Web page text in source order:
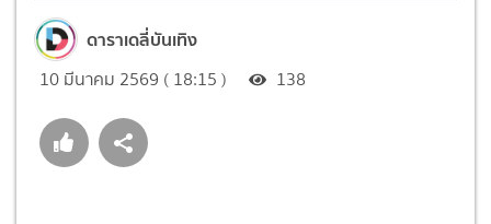
ดาราเดลี่บันเทิง
10 มีนาคม 2569 ( 18:15 ) 138